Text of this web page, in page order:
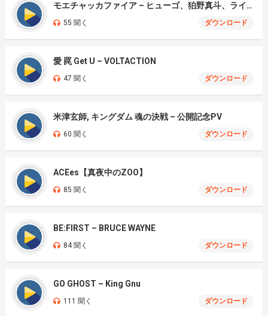
モエチャッカファイア – ヒューゴ、狛野真斗、ライト、セヴェリアン (Cover )
55 聞く ダウンロード
愛 罠 Get U – VOLTACTION
47 聞く ダウンロード
米津玄師, キングダム 魂の決戦 – 公開記念PV
60 聞く ダウンロード
ACEes【真夜中のZOO】
85 聞く ダウンロード
BE:FIRST – BRUCE WAYNE
84 聞く ダウンロード
GO GHOST – King Gnu
111 聞く ダウンロード